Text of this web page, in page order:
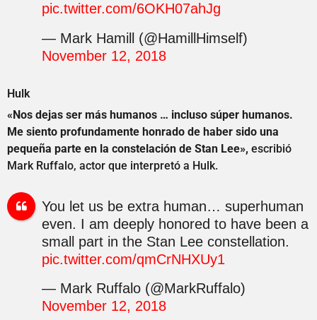
pic.twitter.com/6OKH07ahJg
— Mark Hamill (@HamillHimself)
November 12, 2018
Hulk
«Nos dejas ser más humanos … incluso súper humanos.
Me siento profundamente honrado de haber sido una
pequeña parte en la constelación de Stan Lee», escribió
Mark Ruffalo, actor que interpretó a Hulk.
You let us be extra human… superhuman
even. I am deeply honored to have been a
small part in the Stan Lee constellation.
pic.twitter.com/qmCrNHXUy1
— Mark Ruffalo (@MarkRuffalo)
November 12, 2018